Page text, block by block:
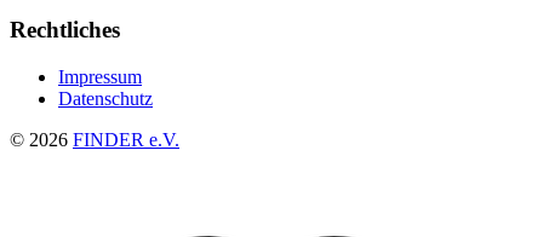
Rechtliches
Impressum
Datenschutz
© 2026 FINDER e.V.